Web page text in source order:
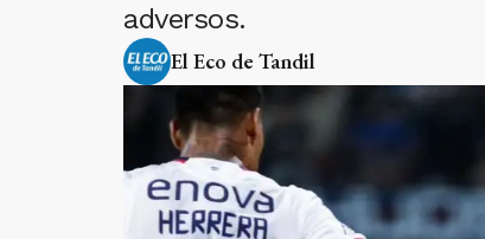
adversos.
El Eco de Tandil